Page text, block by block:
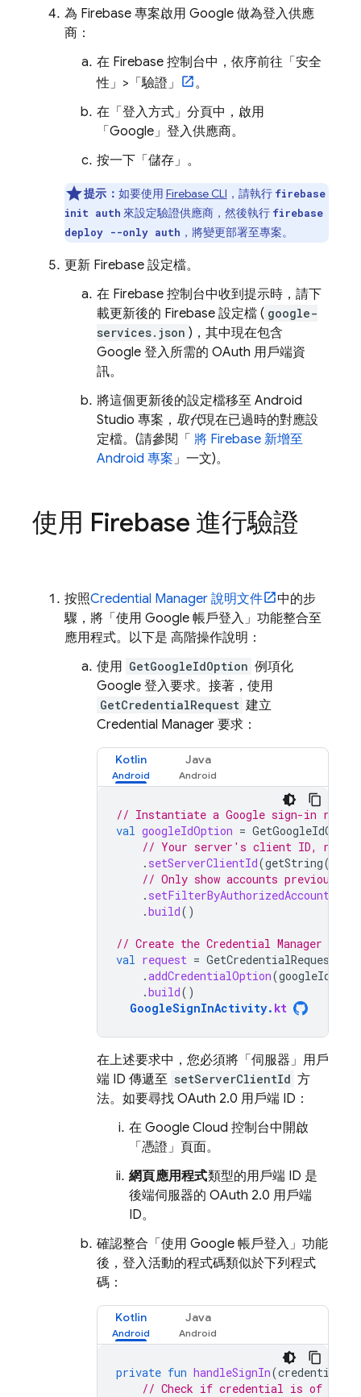
為 Firebase 專案啟用 Google 做為登入供應
商：
在 Firebase 控制台中，依序前往「安全
性」>「驗證」
。
在「登入方式」 分頁中，啟用
「Google」 登入供應商。
按一下「儲存」 。
提示： 如要使用 FirebaseCLI ，請執行 firebase
init auth 來設定驗證供應商，然後執行 firebase
deploy --only auth ，將變更部署至專案。
更新 Firebase 設定檔。
在 Firebase 控制台中收到提示時，請下
載更新後的 Firebase 設定檔 ( google-
services.json )，其中現在包含
Google 登入所需的 OAuth 用戶端資
訊。
將這個更新後的設定檔移至 Android
Studio 專案， 取代現在已過時的對應設
定檔。(請參閱「 將 Firebase 新增至
Android 專案」一文)。
使用 Firebase 進行驗證
按照Credential Manager 說明文件
中的步
驟，將「使用 Google 帳戶登入」功能整合至
應用程式。以下是 高階操作說明：
使用 GetGoogleIdOption 例項化
Google 登入要求。接著，使用
GetCredentialRequest 建立
Credential Manager 要求：
Kotlin Java
// Instantiate a Google sign-in
val googleIdOption =
// Your server's client ID, not
. setServerClientId(getString(
// Only show accounts previously
. setFilterByAuthorizedAccounts
.build()
// Create the Credential Manager
val request = GetCredentialRequest
.addCredentialOption(
.build()
GoogleSignInActivity. kt
在上述要求中，您必須將「伺服器」用戶
端 ID 傳遞至 setServerClientId 方
法。如要尋找 OAuth 2.0 用戶端 ID：
在 Google Cloud 控制台中開啟
「憑證」 頁面。
網頁應用程式類型的用戶端 ID 是
後端伺服器的 OAuth 2.0 用戶端
ID。
確認整合「使用 Google 帳戶登入」功能
後，登入活動的程式碼類似於下列程式
碼：
Kotlin Java
private fun handleSignIn(credential
// Check if credential is of type